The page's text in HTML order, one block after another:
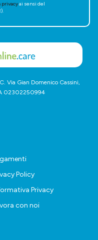
privacyai sensi del
Via Gian Domenico Cassini,
02302250994
Policy
Privacy
con noi